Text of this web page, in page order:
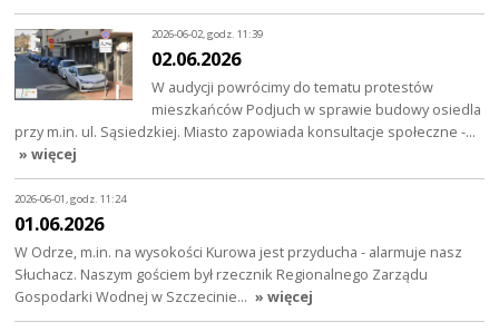
2026-06-02, godz. 11:39
02.06.2026
W audycji powrócimy do tematu protestów
mieszkańców Podjuch w sprawie budowy osiedla
przy m.in. ul. Sąsiedzkiej. Miasto zapowiada konsultacje społeczne -…
» więcej
2026-06-01, godz. 11:24
01.06.2026
W Odrze, m.in. na wysokości Kurowa jest przyducha - alarmuje nasz
Słuchacz. Naszym gościem był rzecznik Regionalnego Zarządu
Gospodarki Wodnej w Szczecinie… » więcej